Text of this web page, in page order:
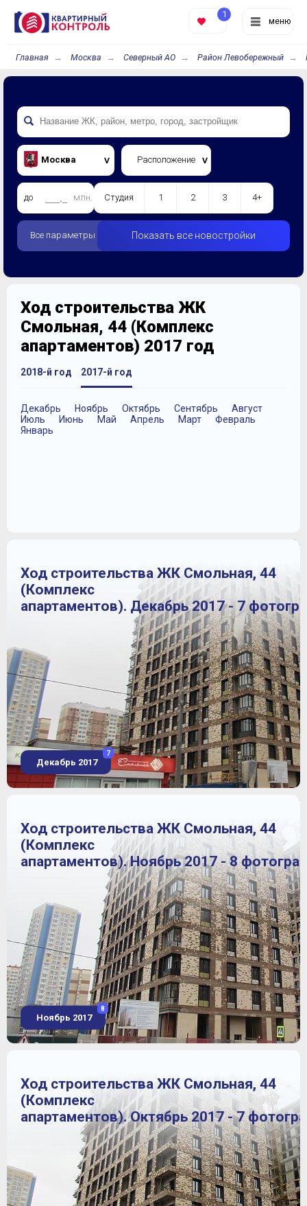
меню
1
Главная Москва Северный АО Район Левобережный
Москва Расположение
до млн. Студия 1 2 3 4+
Все параметры Показать все новостройки
Ход строительства ЖК
Смольная, 44 (Комплекс
апартаментов) 2017 год
2018-й год 2017-й год
Декабрь Ноябрь Октябрь Сентябрь
Август
Июль
Июнь Май Апрель Март
Февраль
Январь
Ход строительства ЖК Смольная, 44
(Комплекс
апартаментов). Декабрь 2017 - 7
Декабрь 2017
7
Ход строительства ЖК Смольная, 44
(Комплекс
апартаментов). Ноябрь 2017 - 8
Ноябрь 2017
8
Ход строительства ЖК Смольная, 44
(Комплекс
апартаментов). Октябрь 2017 - 7